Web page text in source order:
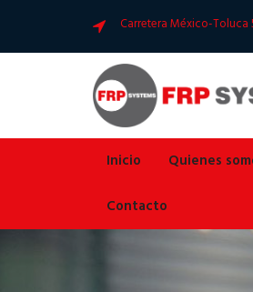
Carretera México-Toluca
Inicio Quienes
Contacto